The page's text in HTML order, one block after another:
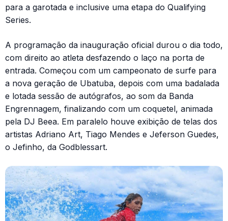
para a garotada e inclusive uma etapa do Qualifying
Series.
A programação da inauguração oficial durou o dia todo,
com direito ao atleta desfazendo o laço na porta de
entrada. Começou com um campeonato de surfe para
a nova geração de Ubatuba, depois com uma badalada
e lotada sessão de autógrafos, ao som da Banda
Engrennagem, finalizando com um coquetel, animada
pela DJ Beea. Em paralelo houve exibição de telas dos
artistas Adriano Art, Tiago Mendes e Jeferson Guedes,
o Jefinho, da Godblessart.